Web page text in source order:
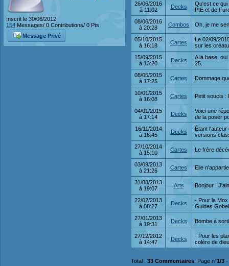
Inscrit le 30/06/2012
154 Messages/ 0 Contributions/ 0 Pts
Message Privé
26/06/2016
à 11:02
Decks
Qu'est ce qui
PtE et de
08/06/2016
à 20:28
Combos Oh, je me
05/10/2015
à 16:18
Cartes
Le 02/09/
sur les
15/09/2015
à 13:20
Decks
A la base,
25.
08/05/2015
à 17:25
Cartes Dommage
10/01/2015
à 16:08
Cartes Petit soucis :
04/01/2015
à 17:14
Decks
Voici une
de la poser
16/11/2014
à 16:45
Decks
Étant
versions
27/10/2014
à 15:10
Cartes Le frère
03/09/2013
à 21:26
Cartes Elle
31/08/2013
à 19:07
Arts Bonjour !
22/02/2013
à 08:27
Decks
- Pour la
Guides
27/01/2013
à 19:31
Decks Bombe à
27/12/2012
à 14:47
Decks
- Pour les
colère de
Total : 33 Commentaires . Page n°1/3 -